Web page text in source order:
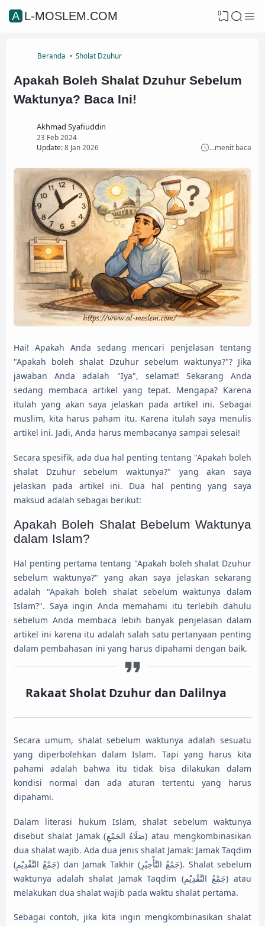
AL-MOSLEM.COM 0
Beranda Sholat Dzuhur
Apakah Boleh Shalat Dzuhur Sebelum
Waktunya? Baca Ini!
Akhmad Syafiuddin
23 Feb 2024
Update:8 Jan 2026 ...menit baca
Hai! Apakah Anda sedang mencari penjelasan tentang
"Apakah boleh shalat Dzuhur sebelum waktunya?"? Jika
jawaban Anda adalah "Iya", selamat! Sekarang Anda
sedang membaca artikel yang tepat. Mengapa? Karena
itulah yang akan saya jelaskan pada artikel ini. Sebagai
muslim, kita harus paham itu. Karena itulah saya menulis
artikel ini. Jadi, Anda harus membacanya sampai selesai!
Secara spesifik, ada dua hal penting tentang "Apakah boleh
shalat Dzuhur sebelum waktunya?" yang akan saya
jelaskan pada artikel ini. Dua hal penting yang saya
maksud adalah sebagai berikut:
Apakah Boleh Shalat Bebelum Waktunya
dalam Islam?
Hal penting pertama tentang "Apakah boleh shalat Dzuhur
sebelum waktunya?" yang akan saya jelaskan sekarang
adalah "Apakah boleh shalat sebelum waktunya dalam
Islam?". Saya ingin Anda memahami itu terlebih dahulu
sebelum Anda membaca lebih banyak penjelasan dalam
artikel ini karena itu adalah salah satu pertanyaan penting
dalam pembahasan ini yang harus dipahami dengan baik.
Rakaat Sholat Dzuhur dan Dalilnya
Secara umum, shalat sebelum waktunya adalah sesuatu
yang diperbolehkan dalam Islam. Tapi yang harus kita
pahami adalah bahwa itu tidak bisa dilakukan dalam
kondisi normal dan ada aturan tertentu yang harus
dipahami.
Dalam literasi hukum Islam, shalat sebelum waktunya
disebut shalat Jamak (صَلَاةُ الجَمْعِ) atau mengkombinasikan
dua shalat wajib. Ada dua jenis shalat Jamak: Jamak Taqdim
(جَمْعُ التَّقْدِيْمِ) dan Jamak Takhir (جَمْعُ التَّأْخِيْرِ). Shalat sebelum
waktunya adalah shalat Jamak Taqdim (جَمْعُ التَّقْدِيْمِ) atau
melakukan dua shalat wajib pada waktu shalat pertama.
Sebagai contoh, jika kita ingin mengkombinasikan shalat